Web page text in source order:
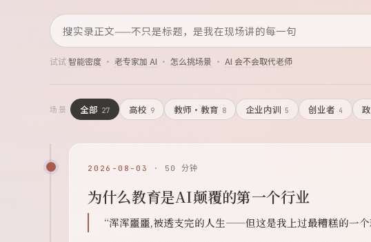
试试智能密度 · 老专家加 AI · 怎么挑场景 · AI 会不会取代老师
场景 全部 27 高校 9 教师·教育 8 企业内训 5 创业者 4
2026-08-03 · 50 分钟
为什么教育是AI颠覆的第一个行业
“浑浑噩噩,被透支完的人生——但这是我上过最糟糕的一